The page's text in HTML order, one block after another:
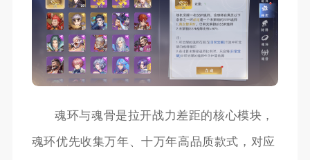
魂环与魂骨是拉开战力差距的核心模块，
魂环优先收集万年、十万年高品质款式，对应